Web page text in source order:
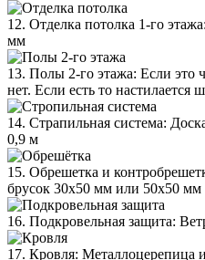
12. Отделка потолка 1-го
мм
13. Полы 2-го этажа: Если это
нет. Если есть то настилается
14. Страпильная система:
0,9 м
15. Обрешетка и
брусок 30х50 мм или 50х50 мм
16. Подкровельная защита:
17. Кровля: Металлоцерепица